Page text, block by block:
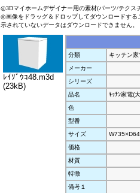
◎3Dマイホームデザイナー用の素材(パーツ/テクス
◎画像をドラッグ＆ドロップしてダウンロードす
示されていないデータはダウンロードできません。
ﾚｲｿﾞｳｺ48.m3d
(23kB)
分類
キッチン
メーカー
シリーズ
品名
ｷｯﾁﾝ家電(
色
型番
サイズ
価格
材質
特徴
備考１